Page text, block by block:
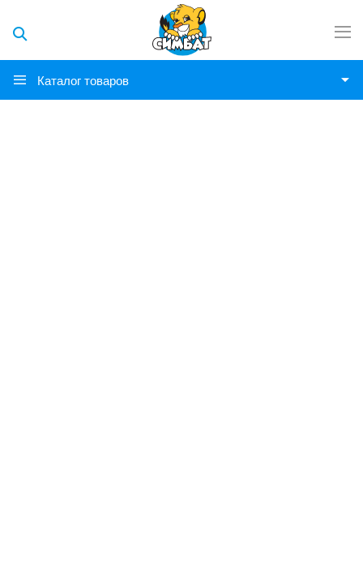
Каталог товаров